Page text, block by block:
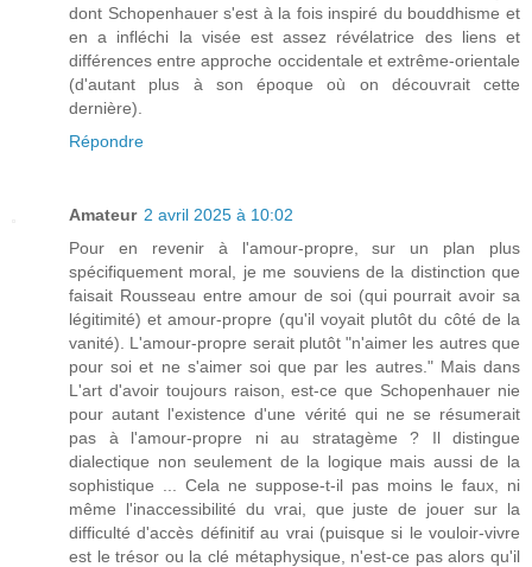
dont Schopenhauer s'est à la fois inspiré du bouddhisme et
en a infléchi la visée est assez révélatrice des liens et
différences entre approche occidentale et extrême-orientale
(d'autant plus à son époque où on découvrait cette
dernière).
Répondre
Amateur 2 avril 2025 à 10:02
Pour en revenir à l'amour-propre, sur un plan plus
spécifiquement moral, je me souviens de la distinction que
faisait Rousseau entre amour de soi (qui pourrait avoir sa
légitimité) et amour-propre (qu'il voyait plutôt du côté de la
vanité). L'amour-propre serait plutôt "n'aimer les autres que
pour soi et ne s'aimer soi que par les autres." Mais dans
L'art d'avoir toujours raison, est-ce que Schopenhauer nie
pour autant l'existence d'une vérité qui ne se résumerait
pas à l'amour-propre ni au stratagème ? Il distingue
dialectique non seulement de la logique mais aussi de la
sophistique ... Cela ne suppose-t-il pas moins le faux, ni
même l'inaccessibilité du vrai, que juste de jouer sur la
difficulté d'accès définitif au vrai (puisque si le vouloir-vivre
est le trésor ou la clé métaphysique, n'est-ce pas alors qu'il